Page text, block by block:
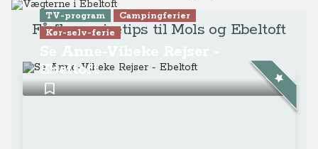
Få flere rejsetips til Mols og Ebeltoft
TV-program
Campingferier
Kør-selv-ferie
Ebeltoft